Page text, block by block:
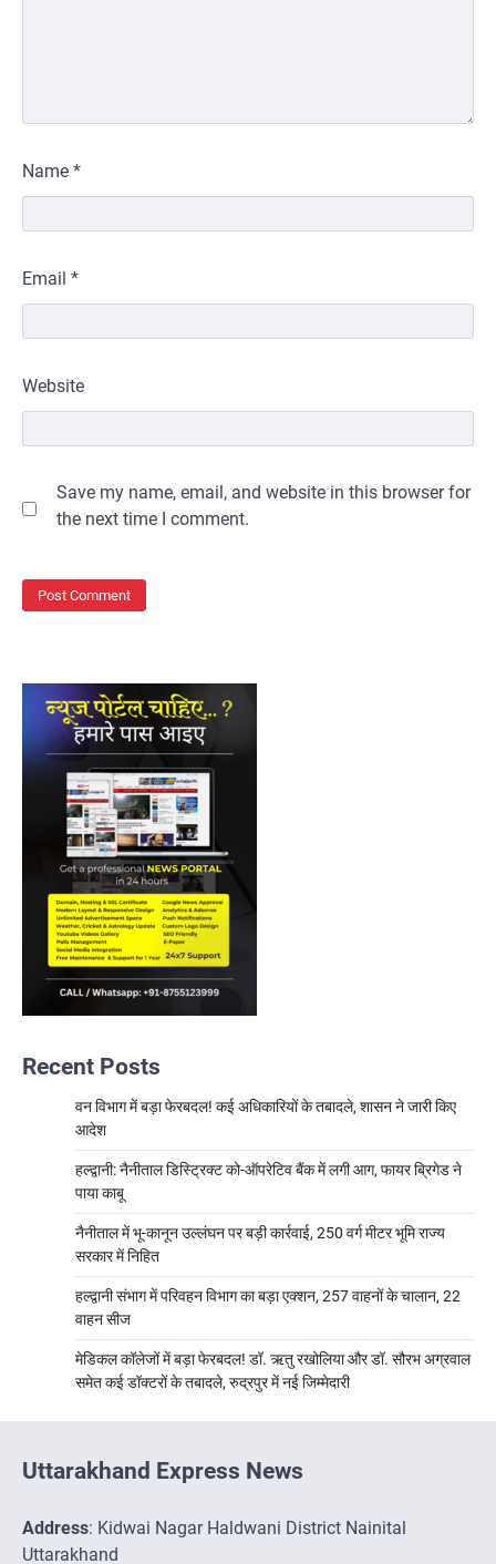
Name *
Email *
Website
Save my name, email, and website in this browser for
the next time I comment.
Recent Posts
वन विभाग में बड़ा फेरबदल! कई अधिकारियों के तबादले, शासन ने जारी किए
आदेश
हल्द्वानी: नैनीताल डिस्ट्रिक्ट को-ऑपरेटिव बैंक में लगी आग, फायर ब्रिगेड ने
पाया काबू
नैनीताल में भू-कानून उल्लंघन पर बड़ी कार्रवाई, 250 वर्ग मीटर भूमि राज्य
सरकार में निहित
हल्द्वानी संभाग में परिवहन विभाग का बड़ा एक्शन, 257 वाहनों के चालान, 22
वाहन सीज
मेडिकल कॉलेजों में बड़ा फेरबदल! डॉ. ऋतु रखोलिया और डॉ. सौरभ अग्रवाल
समेत कई डॉक्टरों के तबादले, रुद्रपुर में नई जिम्मेदारी
Uttarakhand Express News
Address: Kidwai Nagar Haldwani District Nainital
Uttarakhand